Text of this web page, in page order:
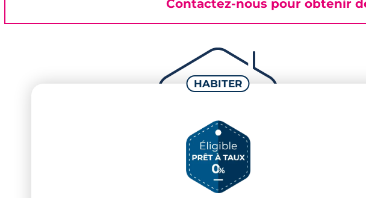
Contactez-nous pour obtenir